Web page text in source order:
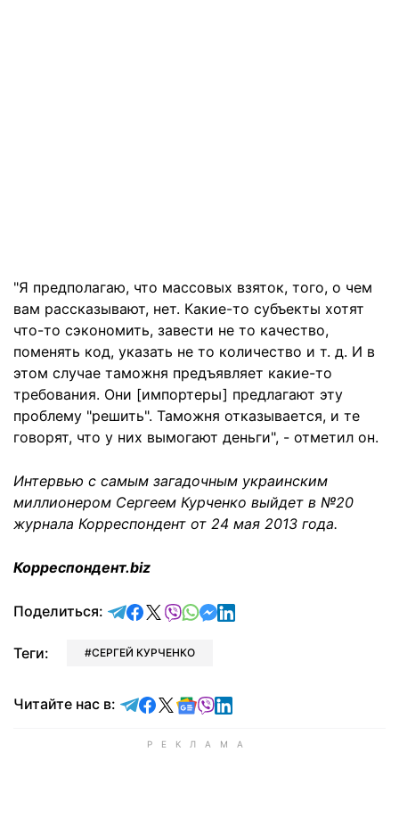
"Я предполагаю, что массовых взяток, того, о чем
вам рассказывают, нет. Какие-то субъекты хотят
что-то сэкономить, завести не то качество,
поменять код, указать не то количество и т. д. И в
этом случае таможня предъявляет какие-то
требования. Они [импортеры] предлагают эту
проблему "решить". Таможня отказывается, и те
говорят, что у них вымогают деньги", - отметил он.
Интервью с самым загадочным украинским
миллионером Сергеем Курченко выйдет в №20
журнала Корреспондент от 24 мая 2013 года.
Корреспондент.biz
Поделиться: отправить в Telegram
поделиться в Facebook
поделиться в X
отправить в Viber
отправить в Whatsapp
отправить в Messenger
отправить в LinkedIn
Теги: СЕРГЕЙ КУРЧЕНКО
Читайте нас в: Читайте в Telegram
Читайте в Facebook
Читайте в X
Читайте в Google news
Читайте в Viber
Читайте в LinkedIn